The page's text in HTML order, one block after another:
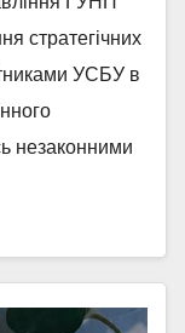
стратегічних
УСБУ в
незаконними